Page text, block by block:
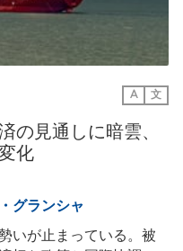
A 文
の見通しに暗雲、
化
グランシャ
いが止まっている。被